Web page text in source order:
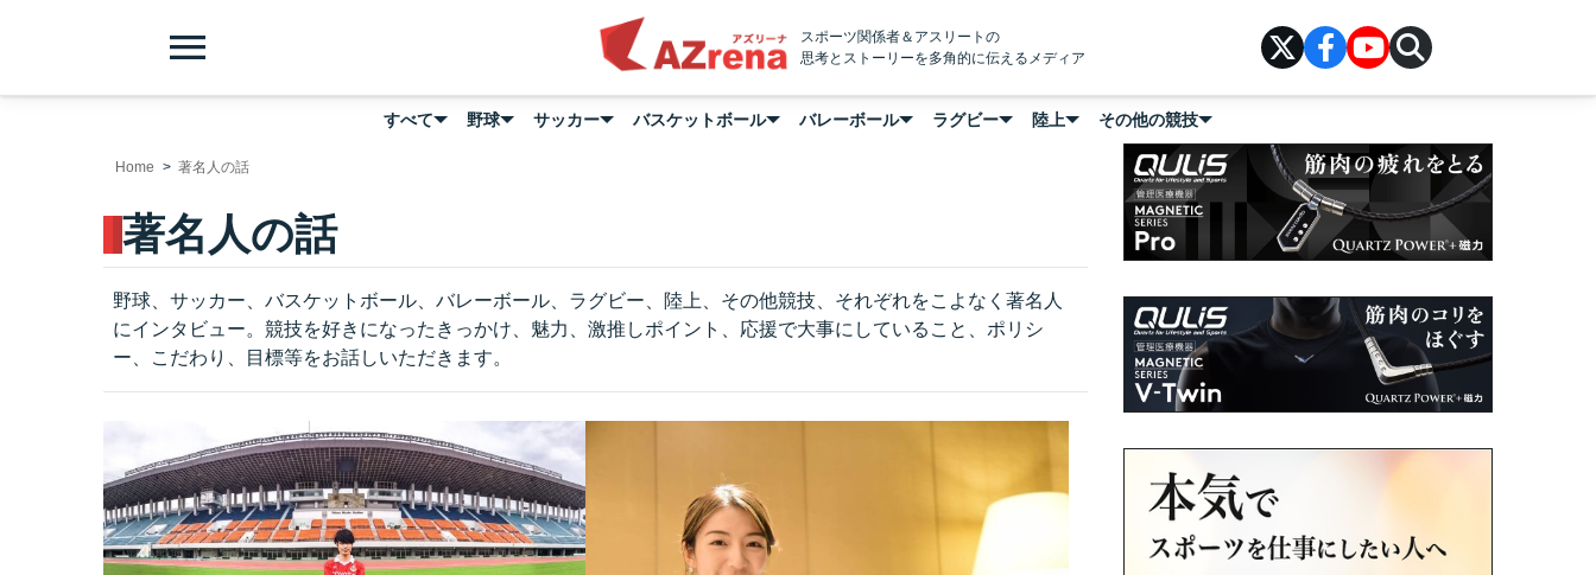
menu AZrena
スポーツ関係者＆アスリートの
思考とストーリーを多角的に伝えるメディア
すべて 野球 サッカー バスケットボール バレーボール ラグビー 陸上 その他の競技
Home 著名人の話
著名人の話
野球、サッカー、バスケットボール、バレーボール、ラグビー、陸上、その他競技、それぞれをこよなく著名人
にインタビュー。競技を好きになったきっかけ、魅力、激推しポイント、応援で大事にしていること、ポリシ
ー、こだわり、目標等をお話しいただきます。